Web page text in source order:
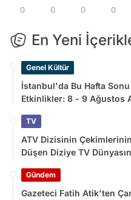
0 0 0 0
En Yeni
Genel Kültür
İstanbul'da Bu Hafta
Etkinlikler: 8 - 9 Ağustos
TV
ATV Dizisinin
Düşen Diziye TV
Gündem
Gazeteci Fatih Atik'ten